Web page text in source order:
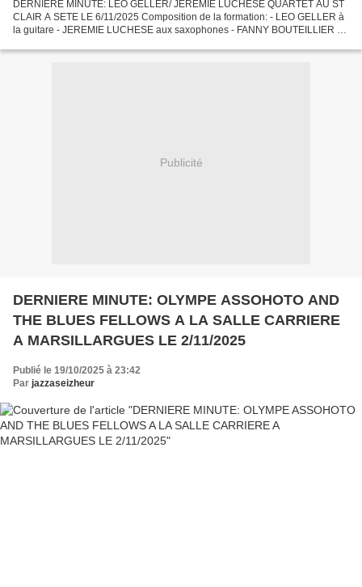
DERNIERE MINUTE: LEO GELLER/ JEREMIE LUCHESE QUARTET AU ST
CLAIR A SETE LE 6/11/2025 Composition de la formation: - LEO GELLER à
la guitare - JEREMIE LUCHESE aux saxophones - FANNY BOUTEILLIER à
Publicité
DERNIERE MINUTE: OLYMPE ASSOHOTO AND
THE BLUES FELLOWS A LA SALLE CARRIERE
A MARSILLARGUES LE 2/11/2025
Publié le 19/10/2025 à 23:42
Par jazzaseizheur